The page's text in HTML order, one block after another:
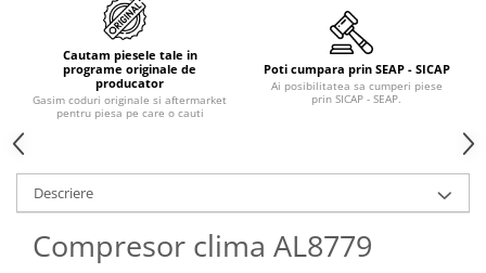
Pistoane
Turbosuflanta
Diverse piese motor
Furtune si conducte
Injectoare
Chiuloasa
Vibrochen - ax came - arbore cotit
Camasa piston
Piese Iveco
Piese Nifty Lift
Piese Grove
Piese motor Perkins
Piese Deutz Fahr
Piese Atlas Copco
Piese Hitachi
Cautam piesele tale in
programe originale de
producator
Gasim coduri originale si aftermarket
pentru piesa pe care o cauti
Poti cumpara prin SEAP - SICAP
Ai posibilitatea sa cumperi piese
prin SICAP - SEAP.
Descriere
Compresor clima AL8779